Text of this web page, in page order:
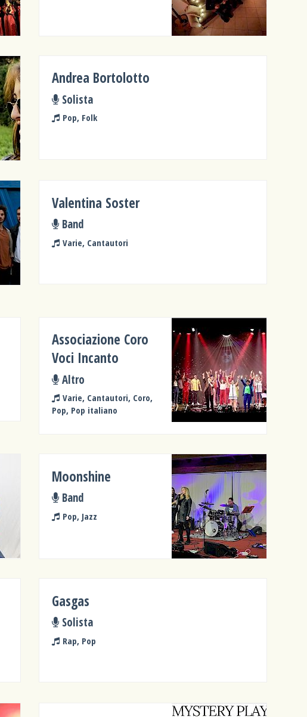
Andrea Bortolotto
Solista
Pop, Folk
Valentina Soster
Band
Varie, Cantautori
Associazione Coro
Voci Incanto
Altro
Varie, Cantautori, Coro,
Pop, Pop italiano
Moonshine
Band
Pop, Jazz
Gasgas
Solista
Rap, Pop